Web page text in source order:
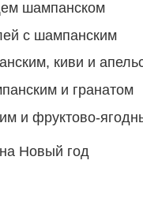
шампанском
с шампанским
киви и
и гранатом
и фруктово-
Новый год